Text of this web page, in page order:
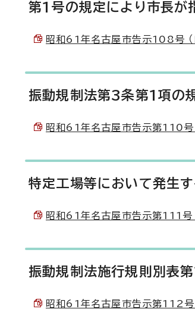
第1号の規定により市長が
昭和61年名古屋市告示108号
振動規制法第3条第1項の
昭和61年名古屋市告示第110
特定工場等において発生
昭和61年名古屋市告示第111
振動規制法施行規則別表
昭和61年名古屋市告示第112